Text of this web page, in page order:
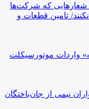
شعارهایی که شرکت‌ها
تامین قطعات و
واردات موتورسیکلت
نیمی از جان‌باختگان